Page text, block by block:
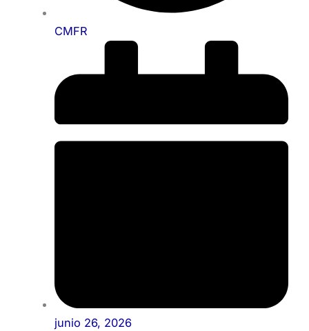
CMFR
junio 26, 2026